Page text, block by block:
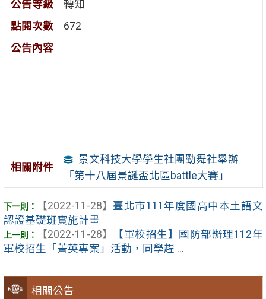
相關公告
公告等級
轉知
點閱次數
672
公告內容
相關附件
景文科技大學學生社團勁舞社舉辦
「第十八屆景誕盃北區battle大賽」
【2022-11-28】 臺北市111年度國高中本土語文
認證基礎班實施計畫
【2022-11-28】
【軍校招生】國防部辦理112年
軍校招生「菁英專案」活動，同學趕 ...